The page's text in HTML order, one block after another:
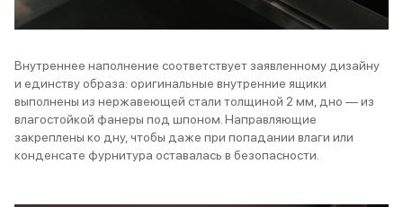
Внутреннее наполнение соответствует заявленному дизайну
и единству образа: оригинальные внутренние ящики
выполнены из нержавеющей стали толщиной 2 мм, дно — из
влагостойкой фанеры под шпоном. Направляющие
закреплены ко дну, чтобы даже при попадании влаги или
конденсате фурнитура оставалась в безопасности.